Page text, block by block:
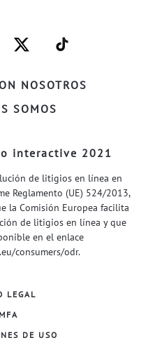
NOSOTROS
SOMOS
–
TWITTER–
–
WELIFE–
interactive 2021
de litigios en línea en
Reglamento (UE) 524/2013,
la Comisión Europea facilita
de litigios en línea y que
en el enlace
consumers/odr.
LEGAL
DE USO